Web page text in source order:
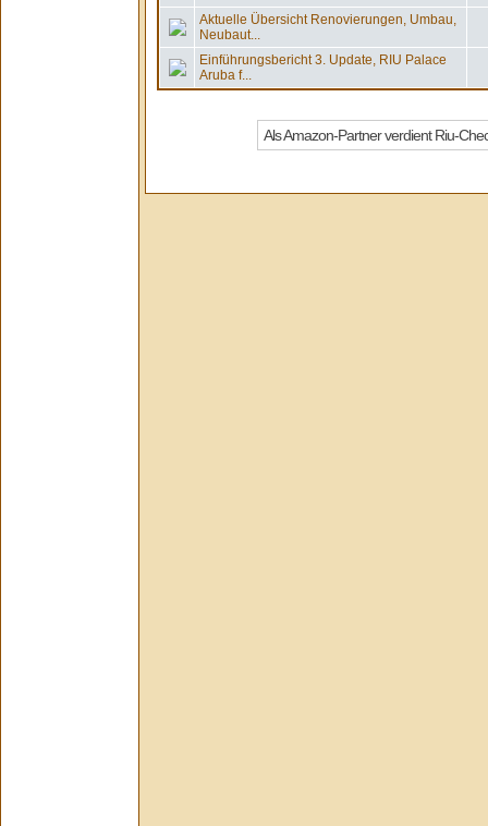
Aktuelle Übersicht Renovierungen, Umbau,
Neubaut...
Einführungsbericht 3. Update, RIU Palace
Aruba f...